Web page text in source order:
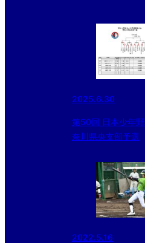
2025.6.30
第50回 日本少年
奈川県央支部予選
2022.5.16